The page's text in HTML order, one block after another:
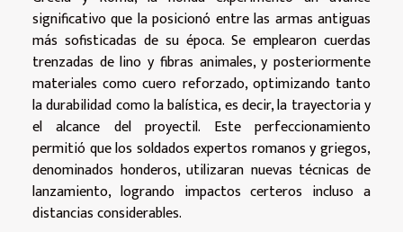
significativo que la posicionó entre las armas antiguas
más sofisticadas de su época. Se emplearon cuerdas
trenzadas de lino y fibras animales, y posteriormente
materiales como cuero reforzado, optimizando tanto
la durabilidad como la balística, es decir, la trayectoria y
el alcance del proyectil. Este perfeccionamiento
permitió que los soldados expertos romanos y griegos,
denominados honderos, utilizaran nuevas técnicas de
lanzamiento, logrando impactos certeros incluso a
distancias considerables.